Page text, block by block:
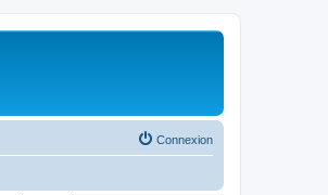
Connexion